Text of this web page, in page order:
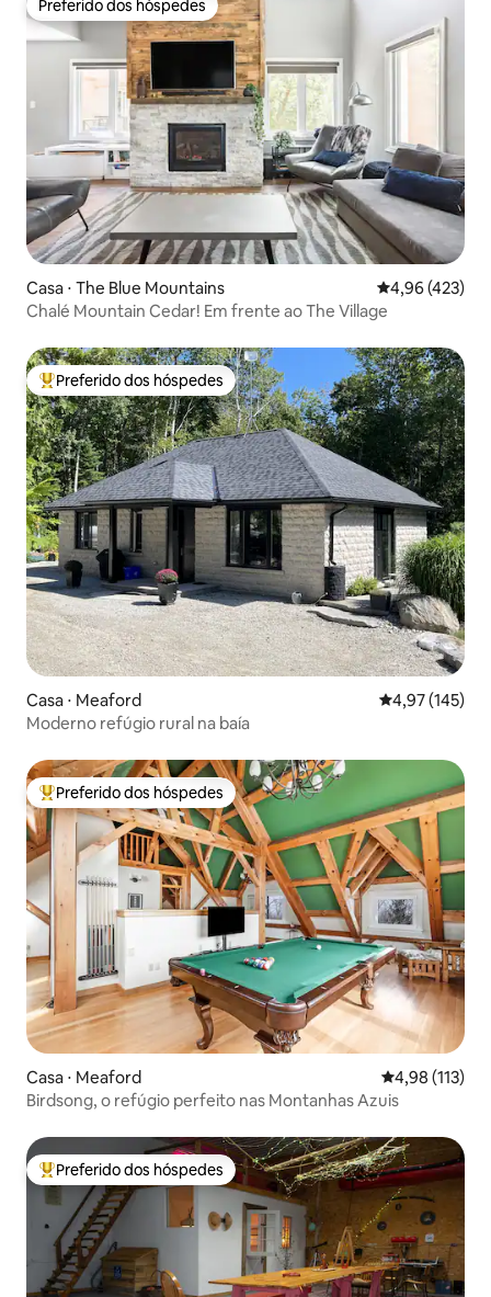
Preferido dos hóspedes
Preferido dos hóspedes
Casa ⋅ The Blue Mountains 4,96 de uma
4,96 (423)
Chalé Mountain Cedar! Em frente ao The Village
Entre os melhores preferidos dos hóspedes
Preferido dos hóspedes
Casa ⋅ Meaford 4,97 de uma
4,97 (145)
Moderno refúgio rural na baía
Entre os melhores preferidos dos hóspedes
Preferido dos hóspedes
Casa ⋅ Meaford 4,98 de uma
4,98 (113)
Birdsong, o refúgio perfeito nas Montanhas Azuis
Entre os melhores preferidos dos hóspedes
Preferido dos hóspedes